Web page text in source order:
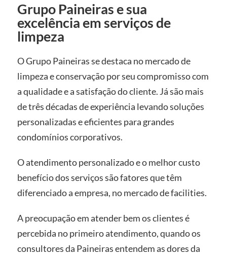
Grupo Paineiras e sua
excelência em serviços de
limpeza
O Grupo Paineiras se destaca no mercado de
limpeza e conservação por seu compromisso com
a qualidade e a satisfação do cliente. Já são mais
de três décadas de experiência levando soluções
personalizadas e eficientes para grandes
condomínios corporativos.
O atendimento personalizado e o melhor custo
benefício dos serviços são fatores que têm
diferenciado a empresa, no mercado de facilities.
A preocupação em atender bem os clientes é
percebida no primeiro atendimento, quando os
consultores da Paineiras entendem as dores da